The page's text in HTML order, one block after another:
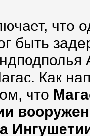
что
быть
Как
что